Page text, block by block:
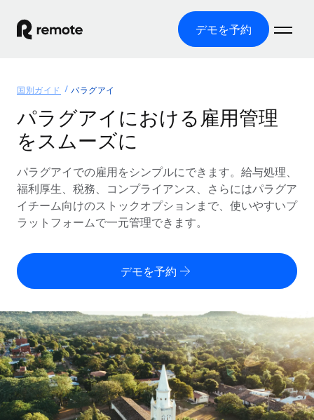
デモを予約
グローバル雇用
グローバル給与処理
コンプライアンス対応の給与処理を手軽に
Employer of Record（EOR）
グローバル展開をコストをかけずに実現
Contractor of Record
世界中の契約社員と法令を遵守して契約
世界中の契約社員をオンボーディングし、管理
PEO
複雑な雇用関連業務を外部委託
インフラ
ソリューション
各国の制度に対応
国別ガイド
/国別のグローバル雇用支援を検索する
Remoteを他社と比較
成長の段階
スタートアップ
成長中の企業向けのアジャイルなグローバルHR・給与処理ソ
リューション
リソース
ツールと計算ツール
従業員コスト計算ツール
契約社員の報酬計算ツール
グローバルな契約社員向けに、通貨オプションと支払スピー
ドを確認する
REMOTEで学習
価格
English
Nederlands
Français
Deutsch
ログイン
国別ガイド パラグアイ
パラグアイにおける雇用管理
をスムーズに
パラグアイでの雇用をシンプルにできます。給与処理、
福利厚生、税務、コンプライアンス、さらにはパラグア
イチーム向けのストックオプションまで、使いやすいプ
ラットフォームで一元管理できます。
デモを予約